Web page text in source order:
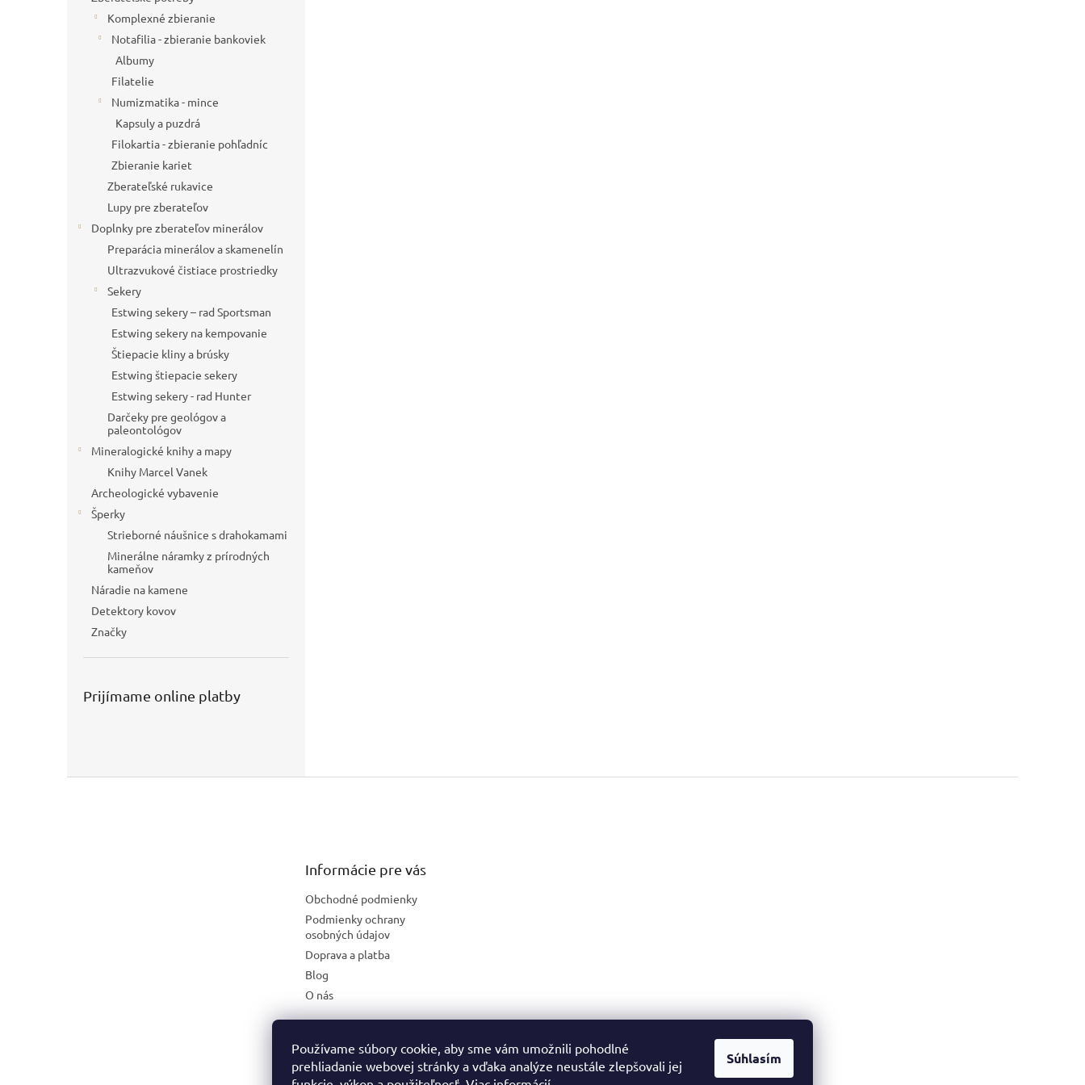
Používame súbory cookie, aby sme vám umožnili pohodlné
prehliadanie webovej stránky a vďaka analýze neustále zlepšovali jej
Súhlasím
Komplexné zbieranie
Notafilia - zbieranie bankoviek
Albumy
Filatelie
Numizmatika - mince
Kapsuly a puzdrá
Filokartia - zbieranie pohľadníc
Zbieranie kariet
Zberateľské rukavice
Lupy pre zberateľov
Doplnky pre zberateľov minerálov
Preparácia minerálov a skamenelín
Ultrazvukové čistiace prostriedky
Sekery
Estwing sekery – rad Sportsman
Estwing sekery na kempovanie
Štiepacie kliny a brúsky
Estwing štiepacie sekery
Estwing sekery - rad Hunter
Darčeky pre geológov a
paleontológov
Mineralogické knihy a mapy
Knihy Marcel Vanek
Archeologické vybavenie
Šperky
Strieborné náušnice s drahokamami
Minerálne náramky z prírodných
kameňov
Náradie na kamene
Detektory kovov
Značky
Prijímame online platby
Informácie pre vás
Obchodné podmienky
Podmienky ochrany
osobných údajov
Doprava a platba
Blog
O nás
České stránky